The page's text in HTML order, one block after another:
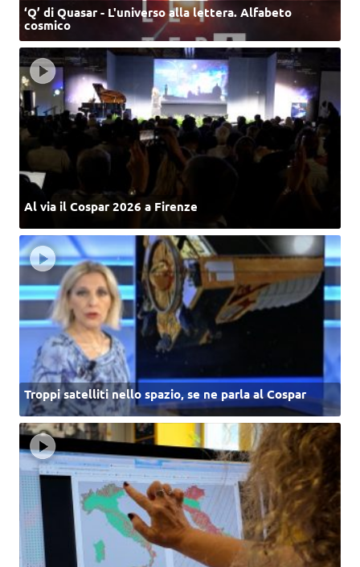
‘Q’ di Quasar - L'universo alla lettera. Alfabeto
cosmico
Al via il Cospar 2026 a Firenze
Troppi satelliti nello spazio, se ne parla al Cospar